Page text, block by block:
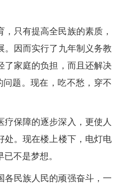
，只有提高全民族的素质，
。因而实行了九年制义务教
了家庭的负担，而且还解决
问题。现在，吃不愁，穿不
疗保障的逐步深入，更使人
处。现在楼上楼下，电灯电
不是梦想。
各民族人民的顽强奋斗，一